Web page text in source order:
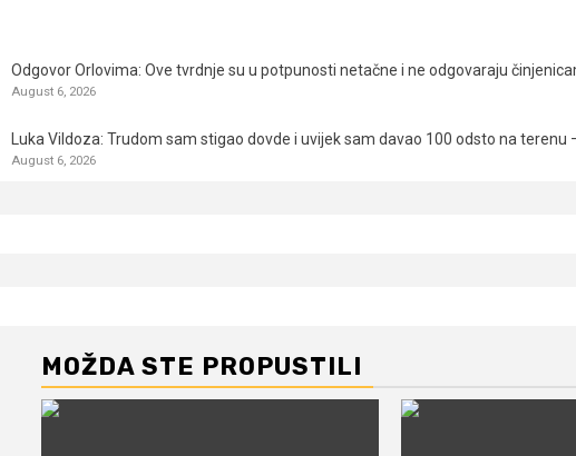
Odgovor Orlovima: ​Ove tvrdnje su u potpunosti netačne i ne odgovaraju
August 6, 2026
Luka Vildoza: Trudom sam stigao dovde i uvijek sam davao 100 odsto na
August 6, 2026
MOŽDA STE PROPUSTILI